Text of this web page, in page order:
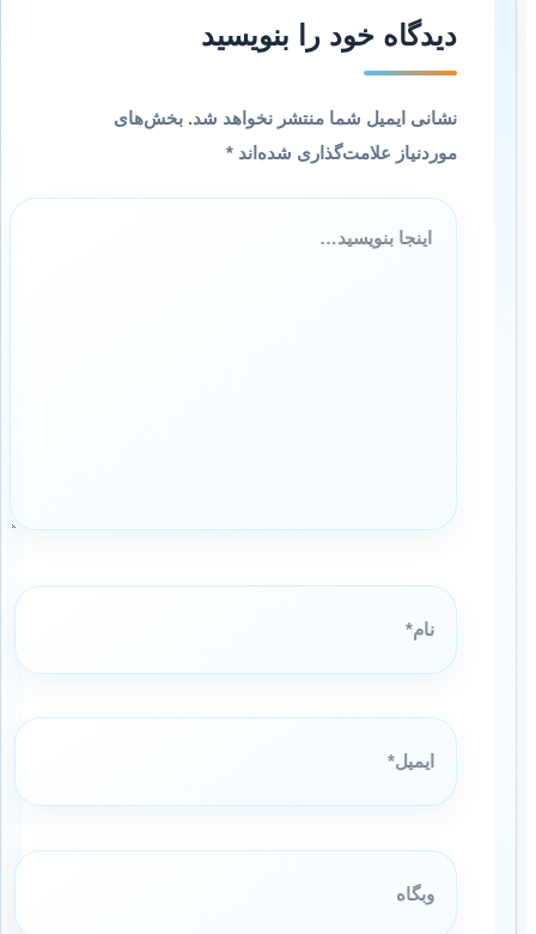
دیدگاه‌ خود را بنویسید
نشانی ایمیل شما منتشر نخواهد شد. بخش‌های
موردنیاز علامت‌گذاری شده‌اند*
اینجا
بنویسید…
نام*
ایمیل*
وبگاه